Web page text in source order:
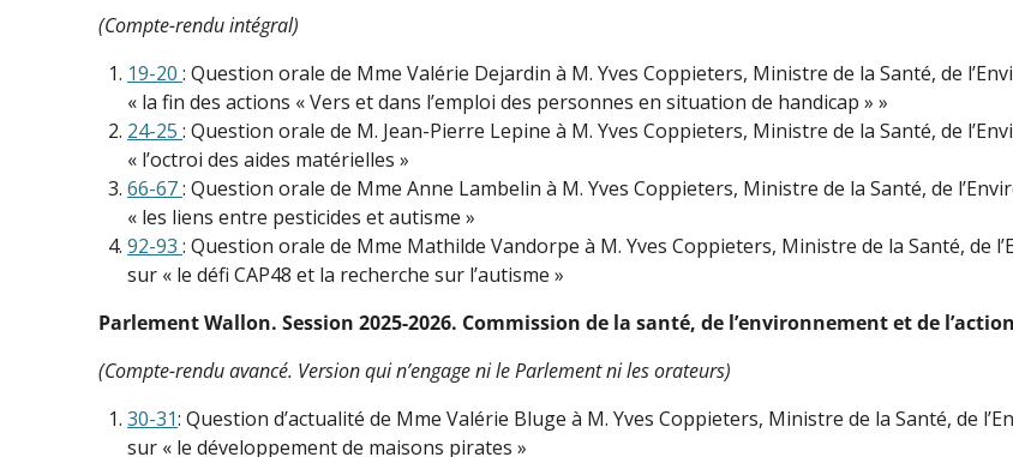
(Compte-rendu intégral)
19-20 : Question orale de Mme Valérie Dejardin à M. Yves Coppieters, Ministre de la Santé, de
« la fin des actions « Vers et dans l’emploi des personnes en situation de handicap » »
24-25 : Question orale de M. Jean-Pierre Lepine à M. Yves Coppieters, Ministre de la Santé, de
« l’octroi des aides matérielles »
66-67: Question orale de Mme Anne Lambelin à M. Yves Coppieters, Ministre de la Santé, de
« les liens entre pesticides et autisme »
92-93 : Question orale de Mme Mathilde Vandorpe à M. Yves Coppieters, Ministre de la Santé, de
sur « le défi CAP48 et la recherche sur l’autisme »
Parlement Wallon. Session 2025-2026. Commission de la santé, de l’environnement et de
(Compte-rendu avancé. Version qui n’engage ni le Parlement ni les orateurs)
30-31: Question d’actualité de Mme Valérie Bluge à M. Yves Coppieters, Ministre de la Santé, de
sur « le développement de maisons pirates »